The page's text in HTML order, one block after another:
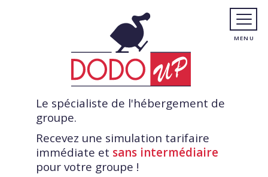
Le spécialiste de l'hébergement de
groupe.
Recevez une simulation tarifaire
immédiate et sans intermédiaire
pour votre groupe !